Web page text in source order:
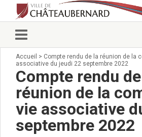
Vie municipale
Conseillers municipaux
Commissions 2026
Prendre rendez-vous
Arrêtés du Maire
Services municipaux
Accueil > Compte rendu de la réunion de la
associative du jeudi 22 septembre 2022
Compte rendu
réunion de la
vie associative
septembre 2022